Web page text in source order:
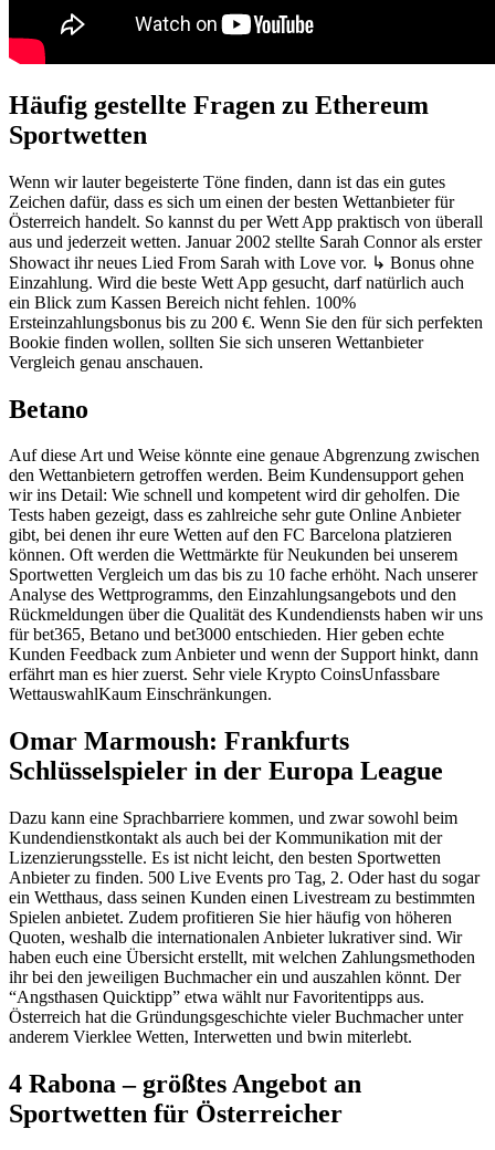
Häufig gestellte Fragen zu Ethereum
Sportwetten
Wenn wir lauter begeisterte Töne finden, dann ist das ein gutes
Zeichen dafür, dass es sich um einen der besten Wettanbieter für
Österreich handelt. So kannst du per Wett App praktisch von überall
aus und jederzeit wetten. Januar 2002 stellte Sarah Connor als erster
Showact ihr neues Lied From Sarah with Love vor. ↳ Bonus ohne
Einzahlung. Wird die beste Wett App gesucht, darf natürlich auch
ein Blick zum Kassen Bereich nicht fehlen. 100%
Ersteinzahlungsbonus bis zu 200 €. Wenn Sie den für sich perfekten
Bookie finden wollen, sollten Sie sich unseren Wettanbieter
Vergleich genau anschauen.
Betano
Auf diese Art und Weise könnte eine genaue Abgrenzung zwischen
den Wettanbietern getroffen werden. Beim Kundensupport gehen
wir ins Detail: Wie schnell und kompetent wird dir geholfen. Die
Tests haben gezeigt, dass es zahlreiche sehr gute Online Anbieter
gibt, bei denen ihr eure Wetten auf den FC Barcelona platzieren
können. Oft werden die Wettmärkte für Neukunden bei unserem
Sportwetten Vergleich um das bis zu 10 fache erhöht. Nach unserer
Analyse des Wettprogramms, den Einzahlungsangebots und den
Rückmeldungen über die Qualität des Kundendiensts haben wir uns
für bet365, Betano und bet3000 entschieden. Hier geben echte
Kunden Feedback zum Anbieter und wenn der Support hinkt, dann
erfährt man es hier zuerst. Sehr viele Krypto CoinsUnfassbare
WettauswahlKaum Einschränkungen.
Omar Marmoush: Frankfurts
Schlüsselspieler in der Europa League
Dazu kann eine Sprachbarriere kommen, und zwar sowohl beim
Kundendienstkontakt als auch bei der Kommunikation mit der
Lizenzierungsstelle. Es ist nicht leicht, den besten Sportwetten
Anbieter zu finden. 500 Live Events pro Tag, 2. Oder hast du sogar
ein Wetthaus, dass seinen Kunden einen Livestream zu bestimmten
Spielen anbietet. Zudem profitieren Sie hier häufig von höheren
Quoten, weshalb die internationalen Anbieter lukrativer sind. Wir
haben euch eine Übersicht erstellt, mit welchen Zahlungsmethoden
ihr bei den jeweiligen Buchmacher ein und auszahlen könnt. Der
“Angsthasen Quicktipp” etwa wählt nur Favoritentipps aus.
Österreich hat die Gründungsgeschichte vieler Buchmacher unter
anderem Vierklee Wetten, Interwetten und bwin miterlebt.
4 Rabona – größtes Angebot an
Sportwetten für Österreicher